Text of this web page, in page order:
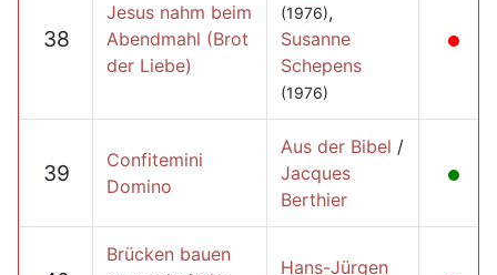
38
Jesus nahm beim
Abendmahl (Brot
der Liebe)
(1976),
Susanne
Schepens
(1976)
39
Confitemini
Domino
Aus der Bibel /
Jacques
Berthier
Brücken bauen
Hans-Jürgen